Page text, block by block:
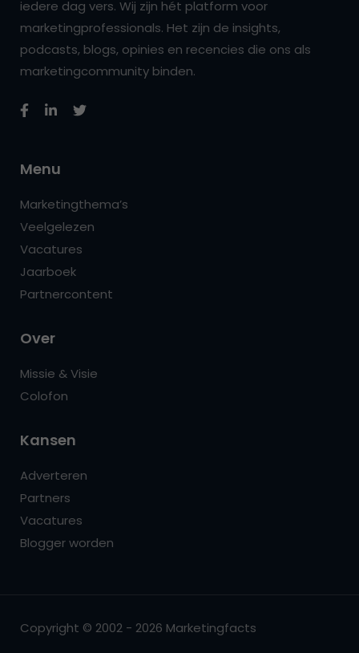
iedere dag vers. Wij zijn hét platform voor
marketingprofessionals. Het zijn de insights,
podcasts, blogs, opinies en recencies die ons als
marketingcommunity binden.
Menu
Marketingthema’s
Veelgelezen
Vacatures
Jaarboek
Partnercontent
Over
Missie & Visie
Colofon
Kansen
Adverteren
Partners
Vacatures
Blogger worden
Copyright © 2002 - 2026 Marketingfacts